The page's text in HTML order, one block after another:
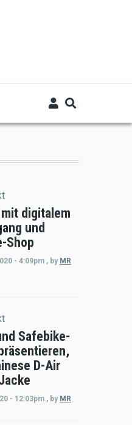
digitalem
und
Shop
- 4:09pm , by MR
Safebike-
D-Air
- 12:03pm , by MR